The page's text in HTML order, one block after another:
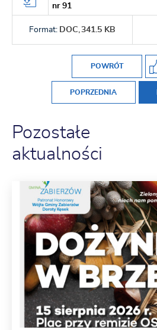
nr 91
Format: DOC, 341.5 KB
POWRÓT
POPRZEDNIA
Pozostałe
aktualności